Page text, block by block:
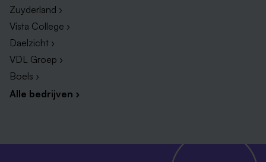
Flexibele werktijden, een thuiswerkvergoeding en
hybride werken.
Vrijheid en ruimte om je werk zelfstandig in te
richten en je eigen ideeën te ontwikkelen.
Een hechte community van collega’s waarmee je
Een goede pensioenregeling via het ABP,
Een inspirerende werkomgeving in het hart van
Zuyderland ›
Vista College ›
Daelzicht ›
VDL Groep ›
Boels ›
Alle bedrijven ›